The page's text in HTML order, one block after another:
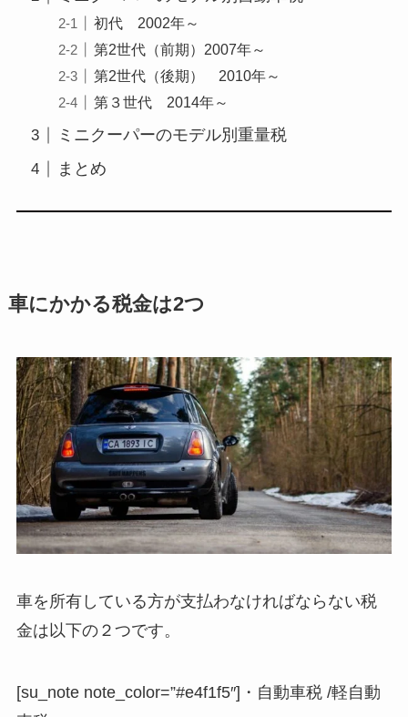
初代 2002年～
第2世代（前期）2007年～
第2世代（後期） 2010年～
第３世代 2014年～
ミニクーパーのモデル別重量税
まとめ
車にかかる税金は2つ
車を所有している方が支払わなければならない税
金は以下の２つです。
[su_note note_color=”#e4f1f5″]・自動車税 /軽自動